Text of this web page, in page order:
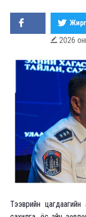
 2026
Тээврийн